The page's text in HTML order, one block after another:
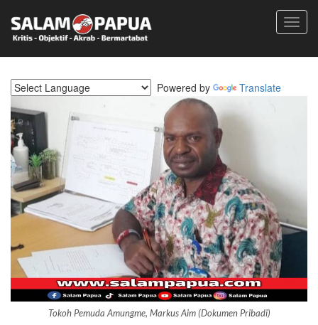
Powered by Translate
Tokoh Pemuda Amungme, Markus Aim (Dokumen Pribadi)